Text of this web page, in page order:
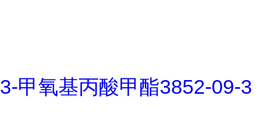
3-甲氧基丙酸甲酯3852-09-3